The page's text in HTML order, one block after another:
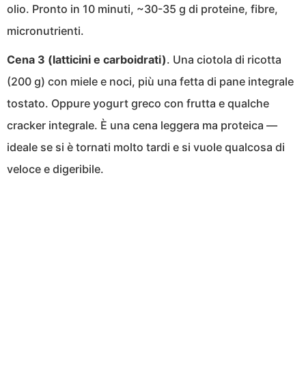
olio. Pronto in 10 minuti, ~30-35 g di proteine, fibre,
micronutrienti.
Cena 3 (latticini e carboidrati). Una ciotola di ricotta
(200 g) con miele e noci, più una fetta di pane integrale
tostato. Oppure yogurt greco con frutta e qualche
cracker integrale. È una cena leggera ma proteica —
ideale se si è tornati molto tardi e si vuole qualcosa di
veloce e digeribile.